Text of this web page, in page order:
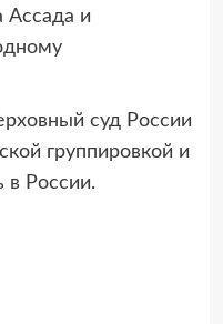
Ассада и
суд России
группировкой и
в России.